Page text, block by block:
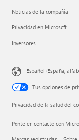
Noticias de la compañía
Privacidad en Microsoft
Inversores
Español (España,
Tus opciones de
Privacidad de la salud del
Ponte en contacto con